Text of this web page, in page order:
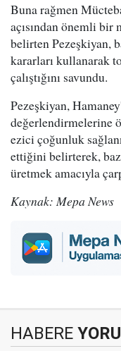
Buna rağmen
açısından önemli
belirten Pezeşkiyan,
kararları kullanarak
çalıştığını savundu.
Pezeşkiyan,
değerlendirmelerine
ezici çoğunluk
ettiğini belirterek,
üretmek amacıyla
Kaynak: Mepa News
HABERE